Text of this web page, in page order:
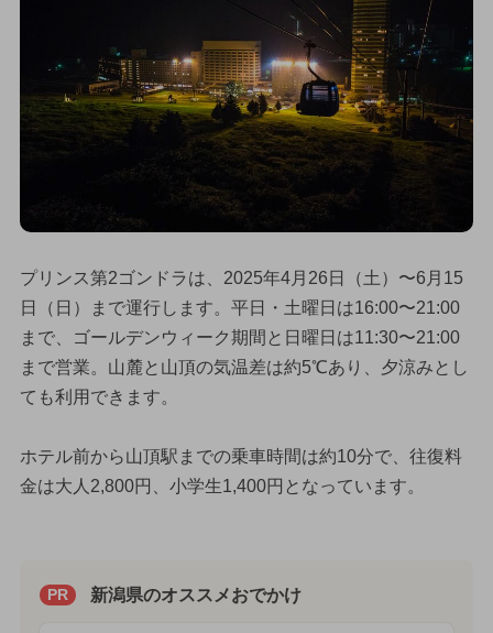
プリンス第2ゴンドラは、2025年4月26日（土）〜6月15
日（日）まで運行します。平日・土曜日は16:00〜21:00
まで、ゴールデンウィーク期間と日曜日は11:30〜21:00
まで営業。山麓と山頂の気温差は約5℃あり、夕涼みとし
ても利用できます。
ホテル前から山頂駅までの乗車時間は約10分で、往復料
金は大人2,800円、小学生1,400円となっています。
PR 新潟県のオススメおでかけ